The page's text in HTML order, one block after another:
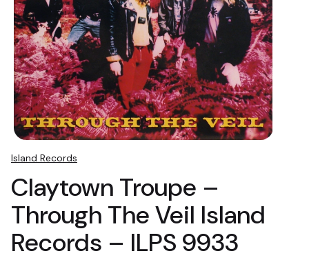
Island Records
Claytown Troupe –
Through The Veil Island
Records – ILPS 9933